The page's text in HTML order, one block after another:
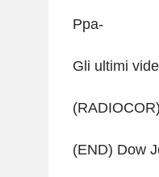
Ppa-
Gli ultimi
(END) Dow